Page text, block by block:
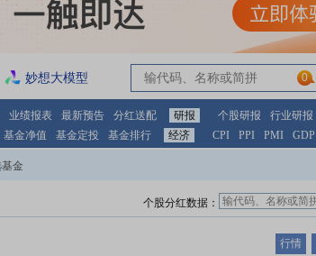
妙想大模型 0
业绩报表 最新预告 分红送配 研报 个股研报 行业研报
基金净值 基金定投 基金排行 经济 CPI PPI PMI GDP
金
个股分红数据：
行情